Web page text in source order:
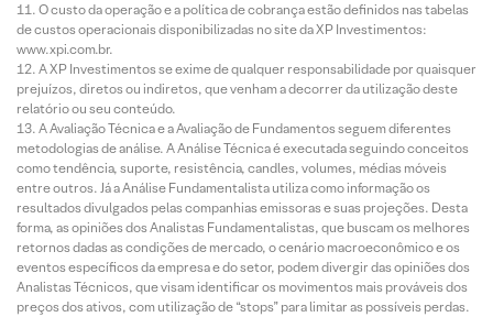
O custo da operação e a política de cobrança estão definidos nas tabelas
de custos operacionais disponibilizadas no site da XP Investimentos:
www.xpi.com.br.
A XP Investimentos se exime de qualquer responsabilidade por quaisquer
prejuízos, diretos ou indiretos, que venham a decorrer da utilização deste
relatório ou seu conteúdo.
A Avaliação Técnica e a Avaliação de Fundamentos seguem diferentes
metodologias de análise. A Análise Técnica é executada seguindo conceitos
como tendência, suporte, resistência, candles, volumes, médias móveis
entre outros. Já a Análise Fundamentalista utiliza como informação os
resultados divulgados pelas companhias emissoras e suas projeções. Desta
forma, as opiniões dos Analistas Fundamentalistas, que buscam os melhores
retornos dadas as condições de mercado, o cenário macroeconômico e os
eventos específicos da empresa e do setor, podem divergir das opiniões dos
Analistas Técnicos, que visam identificar os movimentos mais prováveis dos
preços dos ativos, com utilização de “stops” para limitar as possíveis perdas.